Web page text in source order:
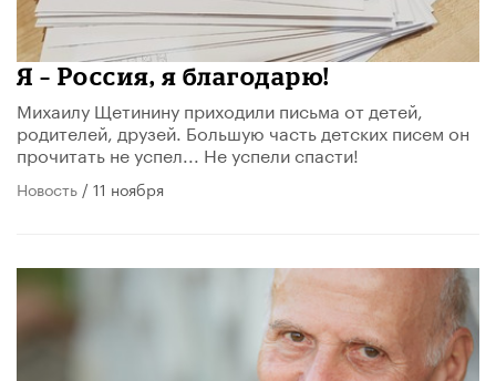
​Я – Россия, я благодарю!
Михаилу Щетинину приходили письма от детей,
родителей, друзей. Большую часть детских писем он
прочитать не успел... Не успели спасти!
Новость / 11 ноября